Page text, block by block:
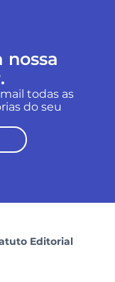
nossa
todas as
do seu
Editorial